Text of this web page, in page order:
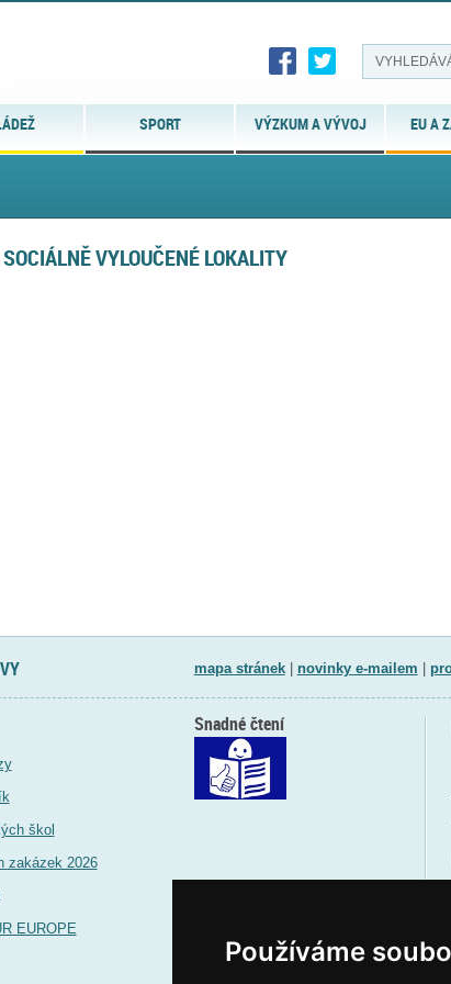
Používáme
SPORT VÝZKUM A VÝVOJ EU A
VYLOUČENÉ LOKALITY
mapa stránek| novinky e-mailem
škol
zakázek 2026
EUROPE
Snadné čtení